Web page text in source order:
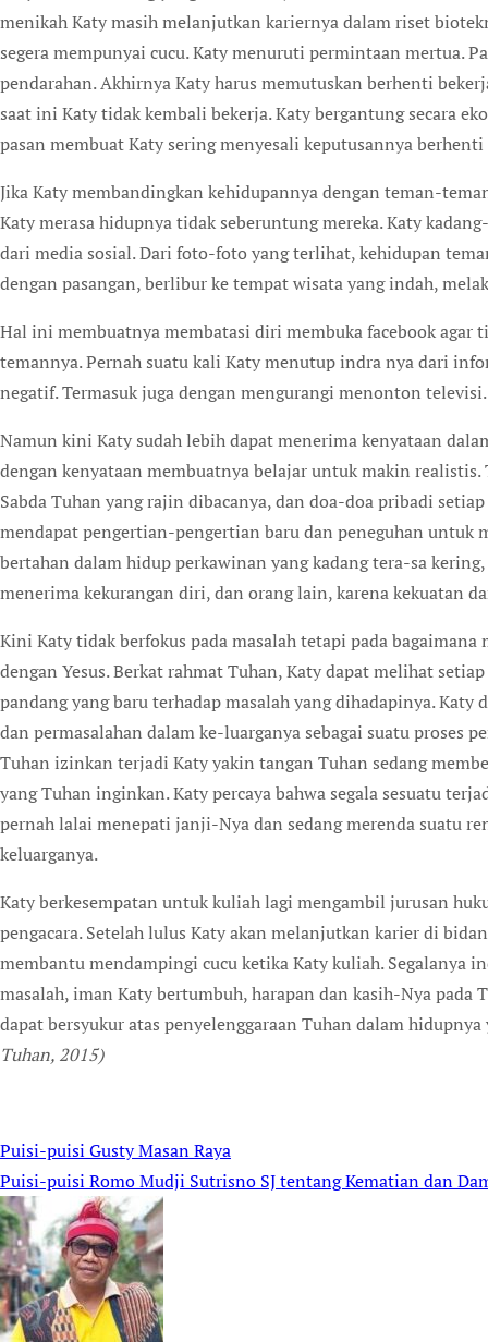
menikah Katy masih melanjutkan kariernya dalam riset
segera mempunyai cucu. Katy menuruti permintaan mertua.
pendarahan. Akhirnya Katy harus memutuskan berhenti
saat ini Katy tidak kembali bekerja. Katy bergantung secara
pasan membuat Katy sering menyesali keputusannya berhenti
Jika Katy membandingkan kehidupannya dengan teman-
Katy merasa hidupnya tidak seberuntung mereka. Katy
dari media sosial. Dari foto-foto yang terlihat, kehidupan
dengan pasangan, berlibur ke tempat wisata yang indah,
Hal ini membuatnya membatasi diri membuka facebook agar
temannya. Pernah suatu kali Katy menutup indra nya dari
negatif. Termasuk juga dengan mengurangi menonton televisi.
Namun kini Katy sudah lebih dapat menerima kenyataan
dengan kenyataan membuatnya belajar untuk makin
Sabda Tuhan yang rajin dibacanya, dan doa-doa pribadi
mendapat pengertian-pengertian baru dan peneguhan untuk
bertahan dalam hidup perkawinan yang kadang tera-sa
menerima kekurangan diri, dan orang lain, karena kekuatan
Kini Katy tidak berfokus pada masalah tetapi pada
dengan Yesus. Berkat rahmat Tuhan, Katy dapat melihat
pandang yang baru terhadap masalah yang dihadapinya.
dan permasalahan dalam ke-luarganya sebagai suatu proses
Tuhan izinkan terjadi Katy yakin tangan Tuhan sedang
yang Tuhan inginkan. Katy percaya bahwa segala sesuatu
pernah lalai menepati janji-Nya dan sedang merenda suatu
keluarganya.
Katy berkesempatan untuk kuliah lagi mengambil jurusan
pengacara. Setelah lulus Katy akan melanjutkan karier di
membantu mendampingi cucu ketika Katy kuliah. Segalanya
masalah, iman Katy bertumbuh, harapan dan kasih-Nya
dapat bersyukur atas penyelenggaraan Tuhan dalam
Tuhan, 2015)
Post
navigation
Puisi-puisi Gusty Masan Raya
Puisi-puisi Romo Mudji Sutrisno SJ tentang Kematian dan